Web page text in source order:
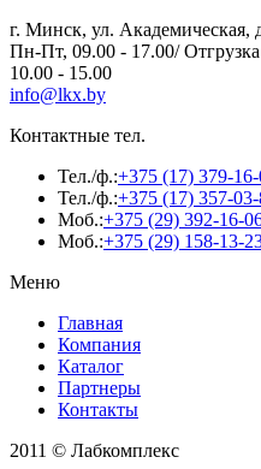
г. Минск, ул. Академическая,
Пн-Пт, 09.00 - 17.00/
10.00 - 15.00
info@lkx.by
Контактные тел.
Тел./ф.:+375 (17) 379-
Тел./ф.:+375 (17) 357-
Моб.:+375 (29) 392-16-
Моб.:+375 (29) 158-13-
Меню
Главная
Компания
Каталог
Партнеры
Контакты
2011 © Лабкомплекс